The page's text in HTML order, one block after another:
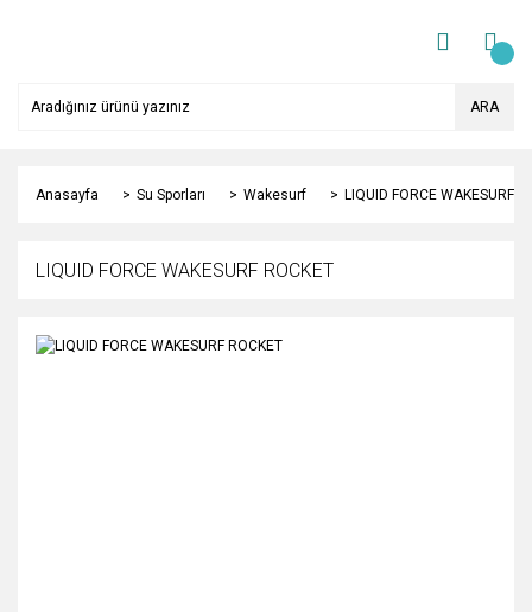
ARA
Anasayfa Su Sporları Wakesurf LIQUID FORCE WAKESURF
LIQUID FORCE WAKESURF ROCKET